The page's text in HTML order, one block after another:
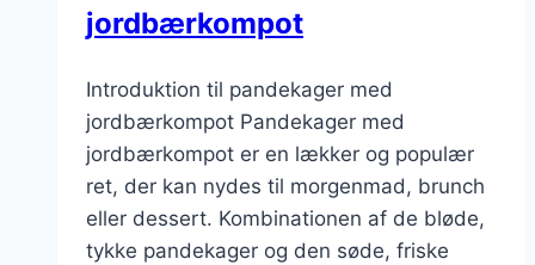
jordbærkompot
Introduktion til pandekager med
jordbærkompot Pandekager med
jordbærkompot er en lækker og populær
ret, der kan nydes til morgenmad, brunch
eller dessert. Kombinationen af de bløde,
tykke pandekager og den søde, friske